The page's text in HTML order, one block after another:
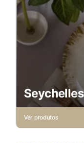
Seychelles
Ver produtos